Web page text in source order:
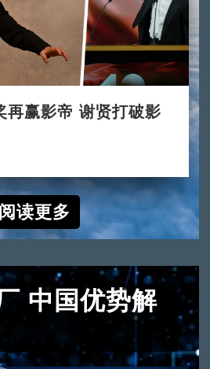
再赢影帝 谢贤打破影
阅读更多
中国优势解